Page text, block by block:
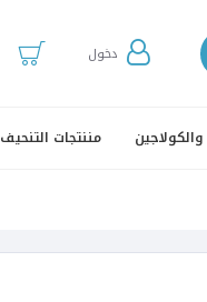
دخول
مننتجات التنحيف